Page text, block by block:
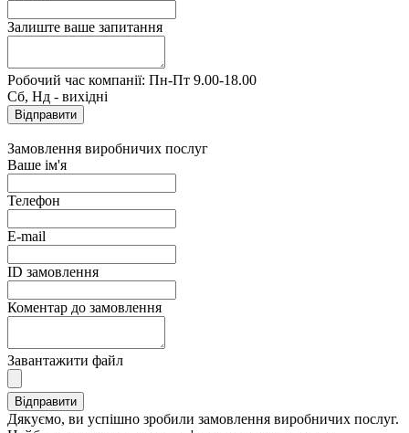
Залиште ваше запитання
Робочий час компанії: Пн-Пт 9.00-18.00
Сб, Нд - вихідні
Замовлення виробничих послуг
Ваше ім'я
Телефон
E-mail
ID замовлення
Коментар до замовлення
Завантажити файл
Дякуємо, ви успішно зробили замовлення виробничих послуг.